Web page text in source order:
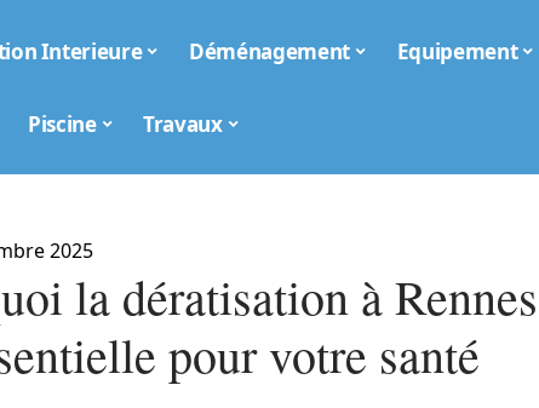
Interieure Déménagement Equipement
Piscine Travaux
2025
la dératisation à Rennes
pour votre santé